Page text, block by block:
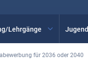
Lehrgänge Jugend
für 2036 oder 2040